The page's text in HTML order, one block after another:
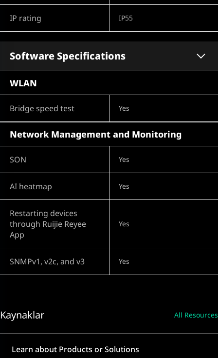
IP rating IP55
Software Specifications
WLAN
Bridge speed test Yes
Network Management and Monitoring
SON Yes
AI heatmap Yes
Restarting devices
through Ruijie Reyee
App
Yes
SNMPv1, v2c, and v3 Yes
Kaynaklar All Resources
Learn about Products or Solutions